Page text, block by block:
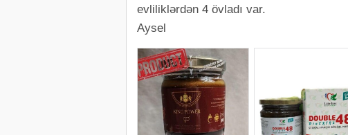
evliliklərdən 4 övladı var.
Aysel